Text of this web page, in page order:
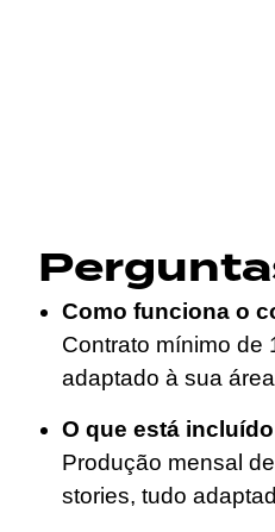
Como funciona o
Contrato mínimo de
adaptado à sua
O que está
Produção mensal
stories, tudo